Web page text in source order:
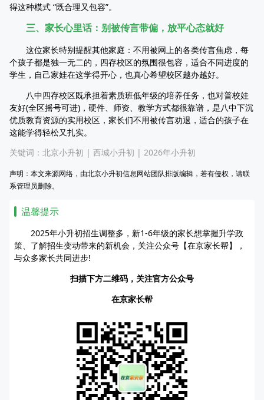
得这种模式 “既合理又包容”。
三、家长心里话：别被传言带偏，放平心态就好
这位家长特别提醒其他家庭：不用被网上的各类传言焦虑，每
个孩子都是独一无二的，四存校区的氛围很包容，适合不同进度的
学生，自己家娃在这学得开心，也真心希望校区越办越好。
八中四存校区既承担着素质班低年级的培养任务，也对普校娃
友好(全区摇号可进)，硬件、师资、教学方式都很靠谱，是八中下沉
优质教育资源的实用校区，家长们不用被传言劝退，适合的孩子在
这能学得轻松又扎实。
关键词： 北京小升初 | 西城小升初 | 2026年小升初
声明：本文来源网络，由北京小升初信息网站团队排版编辑，若有侵权，请联
系管理员删除。
温馨提示
2025年小升初招生调整多，新1-6年级的家长想掌握升学政
策、了解招生变动带来的新机会，关注公众号【在京家长帮】，
与众多家长共同进步!
扫描下方二维码，关注官方公众号
在京家长帮